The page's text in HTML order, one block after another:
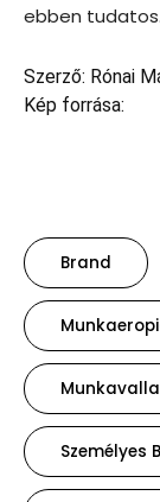
ebben tudatos.
Szerző: Rónai
Kép forrása:
Brand
Személyes